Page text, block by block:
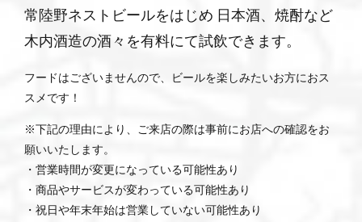
常陸野ネストビールをはじめ 日本酒、焼酎など
木内酒造の酒々を有料にて試飲できます。
フードはございませんので、ビールを楽しみたいお方におス
スメです！
※下記の理由により、ご来店の際は事前にお店への確認をお
願いいたします。
・営業時間が変更になっている可能性あり
・商品やサービスが変わっている可能性あり
・祝日や年末年始は営業していない可能性あり